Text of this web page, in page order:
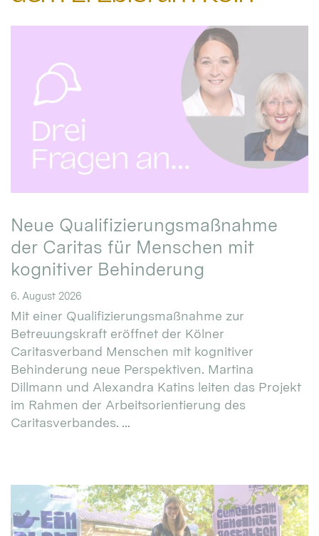
Neue Qualifizierungsmaßnahme
der Caritas für Menschen mit
kognitiver Behinderung
6. August 2026
Mit einer Qualifizierungsmaßnahme zur
Betreuungskraft eröffnet der Kölner
Caritasverband Menschen mit kognitiver
Behinderung neue Perspektiven. Martina
Dillmann und Alexandra Katins leiten das Projekt
im Rahmen der Arbeitsorientierung des
Caritasverbandes. ...